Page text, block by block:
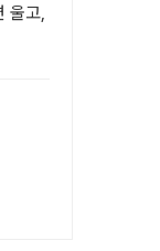
울고,